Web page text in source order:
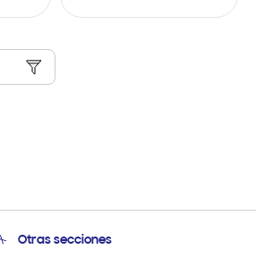
Otras secciones